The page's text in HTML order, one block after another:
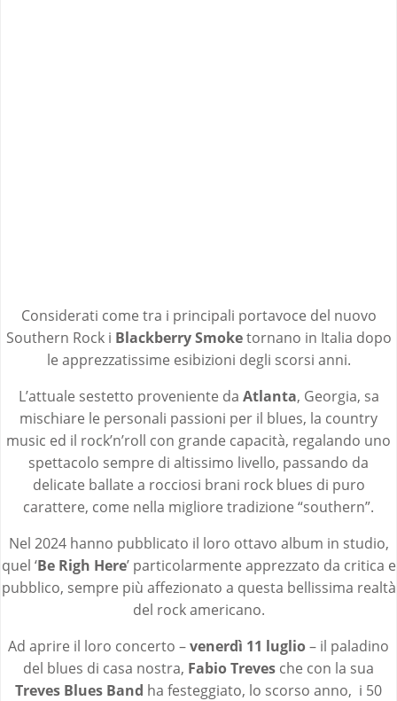
Considerati come tra i principali portavoce del nuovo
Southern Rock i Blackberry Smoketornano in Italia dopo
le apprezzatissime esibizioni degli scorsi anni.
L’attuale sestetto proveniente da Atlanta, Georgia, sa
mischiare le personali passioni per il blues, la country
music ed il rock’n’roll con grande capacità, regalando uno
spettacolo sempre di altissimo livello, passando da
delicate ballate a rocciosi brani rock blues di puro
carattere, come nella migliore tradizione “southern”.
Nel 2024 hanno pubblicato il loro ottavo album in studio,
quel ‘Be Righ Here’ particolarmente apprezzato da critica e
pubblico, sempre più affezionato a questa bellissima realtà
del rock americano.
Ad aprire il loro concerto –venerdì 11 luglio– il paladino
del blues di casa nostra, Fabio Treves che con la sua
Treves Blues Band ha festeggiato, lo scorso anno, i 50